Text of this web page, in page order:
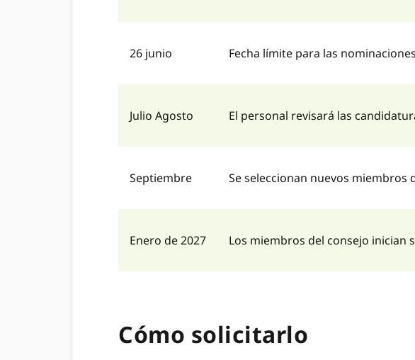
26 junio Fecha límite para las
Julio Agosto El personal revisará las
Septiembre Se seleccionan nuevos miembros
Enero de 2027 Los miembros del consejo inician
Cómo solicitarlo